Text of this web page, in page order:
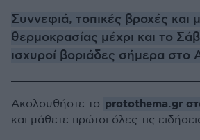
Συννεφιά, τοπικές βροχές και
θερμοκρασίας μέχρι και το
ισχυροί βοριάδες σήμερα στο
Ακολουθήστε το protothema.gr
και μάθετε πρώτοι όλες τις